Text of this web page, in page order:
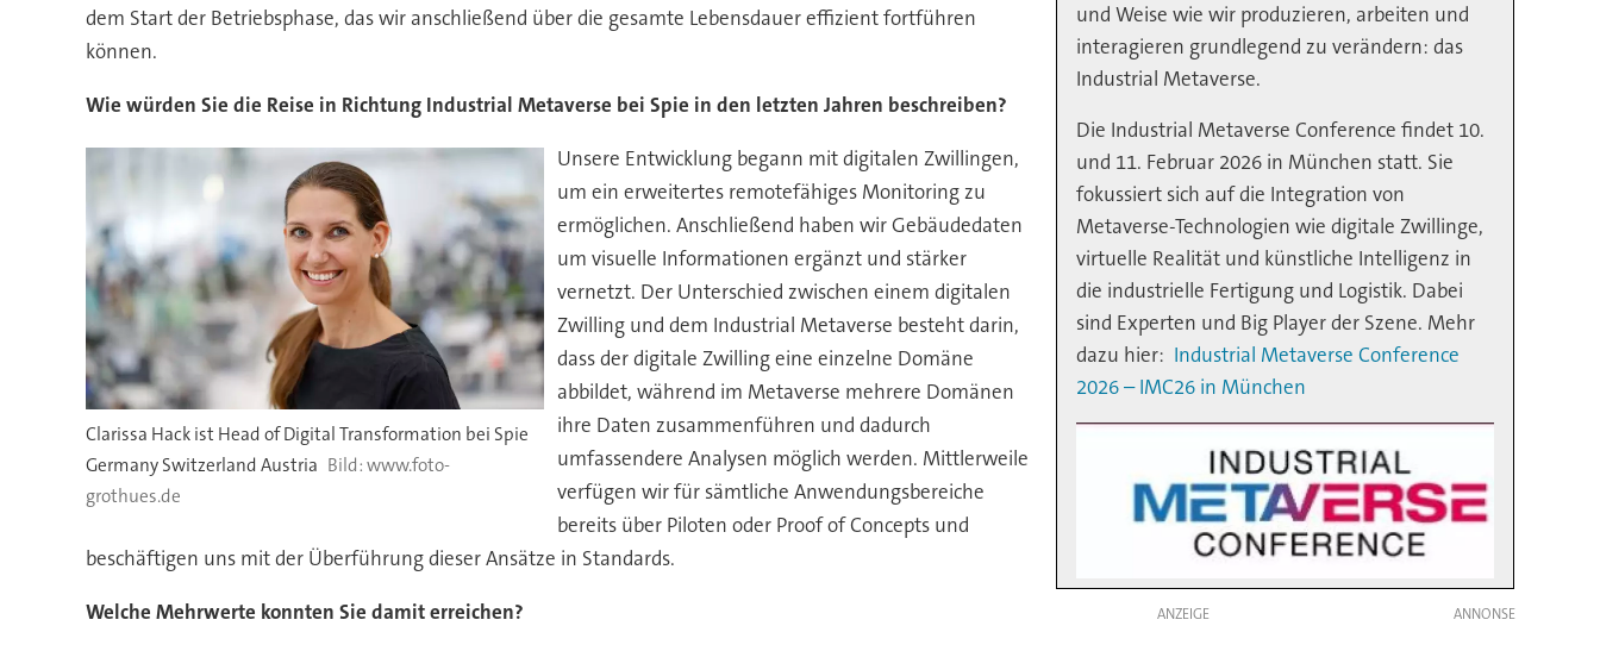
und Weise wie wir produzieren, arbeiten und
interagieren grundlegend zu verändern: das
Industrial Metaverse.
Die Industrial Metaverse Conference findet 10.
und 11. Februar 2026 in München statt. Sie
fokussiert sich auf die Integration von
Metaverse-Technologien wie digitale Zwillinge,
virtuelle Realität und künstliche Intelligenz in
die industrielle Fertigung und Logistik. Dabei
sind Experten und Big Player der Szene. Mehr
dazu hier: Industrial Metaverse Conference
2026 – IMC26 in München
dem Start der Betriebsphase, das wir anschließend über die gesamte Lebensdauer effizient fortführen
können.
Wie würden Sie die Reise in Richtung Industrial Metaverse bei Spie in den letzten Jahren beschreiben?
Clarissa Hack ist Head of Digital Transformation bei Spie
Germany Switzerland Austria
www.foto-
grothues.de
Unsere Entwicklung begann mit digitalen Zwillingen,
um ein erweitertes remotefähiges Monitoring zu
ermöglichen. Anschließend haben wir Gebäudedaten
um visuelle Informationen ergänzt und stärker
vernetzt. Der Unterschied zwischen einem digitalen
Zwilling und dem Industrial Metaverse besteht darin,
dass der digitale Zwilling eine einzelne Domäne
abbildet, während im Metaverse mehrere Domänen
ihre Daten zusammenführen und dadurch
umfassendere Analysen möglich werden. Mittlerweile
verfügen wir für sämtliche Anwendungsbereiche
bereits über Piloten oder Proof of Concepts und
beschäftigen uns mit der Überführung dieser Ansätze in Standards.
ANZEIGE
Welche Mehrwerte konnten Sie damit erreichen?